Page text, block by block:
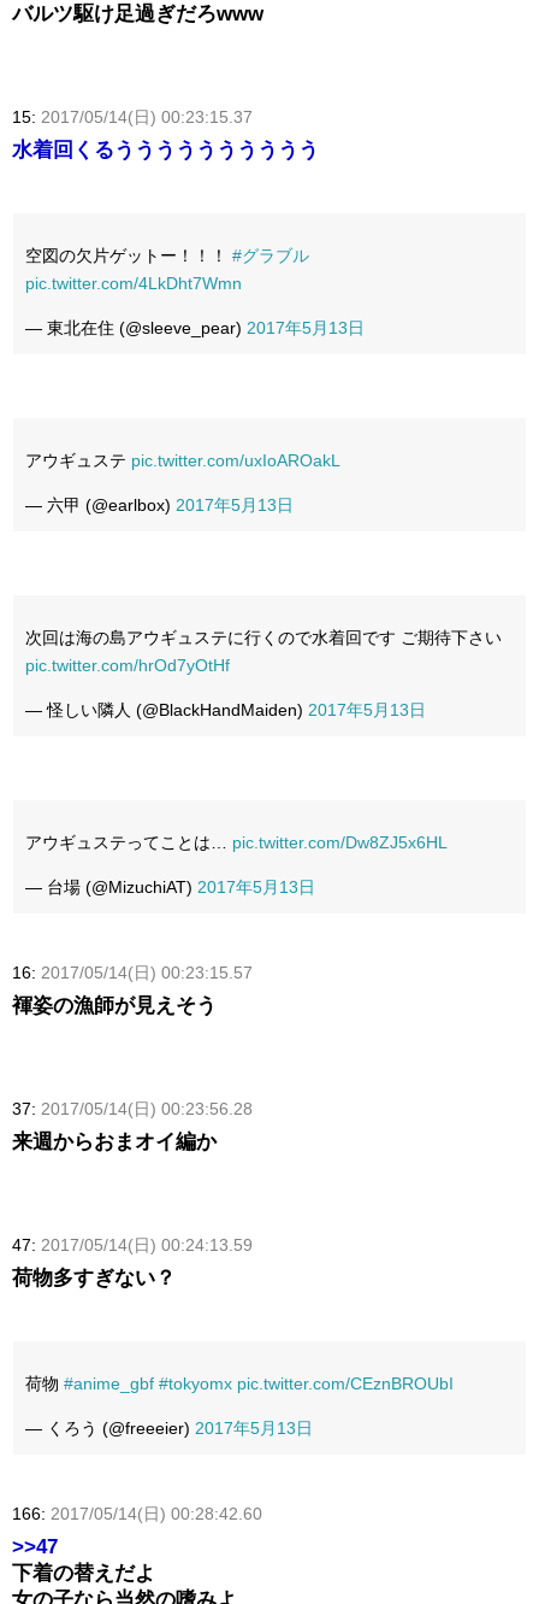
バルツ駆け足過ぎだろwww
15: 2017/05/14(日) 00:23:15.37
水着回くるうううううううううう
空図の欠片ゲットー！！！ #グラブル
pic.twitter.com/4LkDht7Wmn
— 東北在住 (@sleeve_pear) 2017年5月13日
アウギュステ pic.twitter.com/uxIoAROakL
— 六甲 (@earlbox) 2017年5月13日
次回は海の島アウギュステに行くので水着回です ご期待下さい
pic.twitter.com/hrOd7yOtHf
— 怪しい隣人 (@BlackHandMaiden) 2017年5月13日
アウギュステってことは… pic.twitter.com/Dw8ZJ5x6HL
— 台場 (@MizuchiAT) 2017年5月13日
16: 2017/05/14(日) 00:23:15.57
褌姿の漁師が見えそう
37: 2017/05/14(日) 00:23:56.28
来週からおまオイ編か
47: 2017/05/14(日) 00:24:13.59
荷物多すぎない？
荷物 #anime_gbf #tokyomx pic.twitter.com/CEznBROUbI
— くろう (@freeeier) 2017年5月13日
166: 2017/05/14(日) 00:28:42.60
>>47
下着の替えだよ
女の子なら当然の嗜みよ